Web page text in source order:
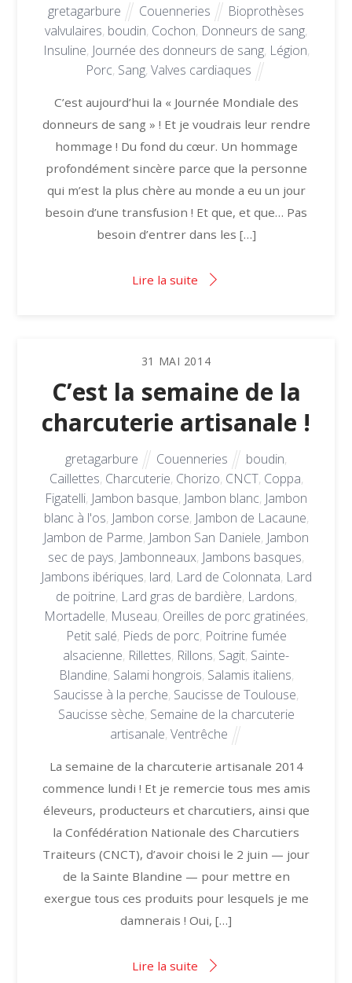
gretagarbure Couenneries
Bioprothèses
valvulaires, boudin, Cochon, Donneurs de sang,
Insuline, Journée des donneurs de sang, Légion,
Porc, Sang,Valves cardiaques
C’est aujourd’hui la « Journée Mondiale des
donneurs de sang » ! Et je voudrais leur rendre
hommage ! Du fond du cœur. Un hommage
profondément sincère parce que la personne
qui m’est la plus chère au monde a eu un jour
besoin d’une transfusion ! Et que, et que… Pas
besoin d’entrer dans les […]
Lire la suite
31 MAI 2014
C’est la semaine de la
charcuterie artisanale !
gretagarbure Couenneries boudin,
Caillettes, Charcuterie, Chorizo, CNCT, Coppa,
Figatelli, Jambon basque, Jambon blanc, Jambon
blanc à l'os, Jambon corse, Jambon de Lacaune,
Jambon de Parme, Jambon San Daniele, Jambon
sec de pays, Jambonneaux, Jambons basques,
Jambons ibériques, lard, Lard de Colonnata, Lard
de poitrine, Lard gras de bardière, Lardons,
Mortadelle, Museau, Oreilles de porc gratinées,
Petit salé, Pieds de porc, Poitrine fumée
alsacienne, Rillettes, Rillons, Sagit, Sainte-
Blandine, Salami hongrois, Salamis italiens,
Saucisse à la perche, Saucisse de Toulouse,
Saucisse sèche, Semaine de la charcuterie
artisanale, Ventrêche
La semaine de la charcuterie artisanale 2014
commence lundi ! Et je remercie tous mes amis
éleveurs, producteurs et charcutiers, ainsi que
la Confédération Nationale des Charcutiers
Traiteurs (CNCT), d’avoir choisi le 2 juin — jour
de la Sainte Blandine — pour mettre en
exergue tous ces produits pour lesquels je me
damnerais ! Oui, […]
Lire la suite